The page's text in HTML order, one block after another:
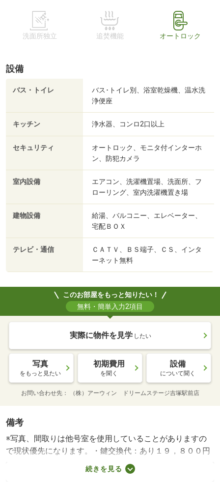
洗面所独立 追焚機能 オートロック
設備
バス・トイレ
バス･トイレ別、浴室乾燥機、温水洗
浄便座
キッチン 浄水器、コンロ2口以上
セキュリティ
オートロック、モニタ付インターホ
ン、防犯カメラ
室内設備
エアコン、洗濯機置場、洗面所、フ
ローリング、室内洗濯機置き場
建物設備
給湯、バルコニー、エレベーター、
宅配ＢＯＸ
テレビ・通信
ＣＡＴＶ、ＢＳ端子、ＣＳ、インタ
ーネット無料
このお部屋をもっと知りたい！
無料・簡単入力2項目
実際に物件を見学 したい
写真
をもっと見たい
初期費用
を聞く
設備
について聞く
お問い合わせ先 （株）アーウィン ドリームステージ吉塚駅前店
備考
※写真、間取りは他号室を使用していることがありますの
で現状優先になります。・鍵交換代：あり１９，８００円
～・維持費等：浄水器１，５５０円／月・２４時間サポー
ト１，１００円／月・オシャレ部屋で新生活♪♪コンビニ・
続きを見る